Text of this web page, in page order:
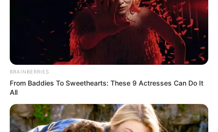
NUMEROS ASTRO QUINTE CHANCE DU JOUR
Le Spécial Tocard du PRIX JEAN VICTOR
Le spécial Tocard de meilleur pronostic est assurément un
jeu spéculatif donc risqué…
6 HAUTE IDEE= 5ème à 14 /1
BRAINBERRIES
From Baddies To Sweethearts: These 9 Actresses Can Do It
All